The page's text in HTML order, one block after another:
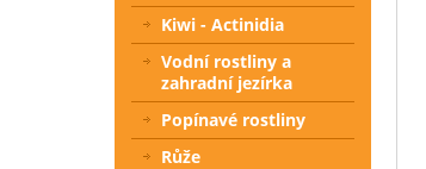
Kiwi - Actinidia
Vodní rostliny a
zahradní jezírka
Popínavé rostliny
Růže